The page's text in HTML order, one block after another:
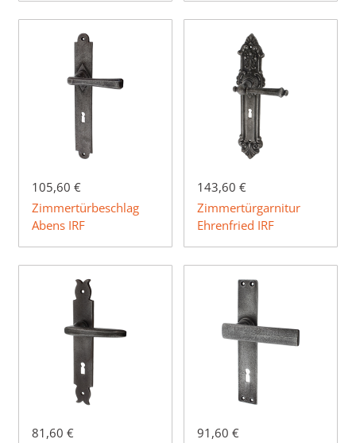
105,60 €
Zimmertürbeschlag
Abens IRF
143,60 €
Zimmertürgarnitur
Ehrenfried IRF
81,60 €
91,60 €